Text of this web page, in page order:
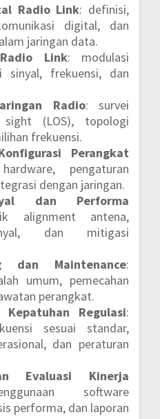
Radio Link: definisi,
digital, dan
jaringan data.
Link: modulasi
sinyal, frekuensi, dan
Radio: survei
(LOS), topologi
frekuensi.
Perangkat
pengaturan
dengan jaringan.
dan Performa
alignment antena,
dan mitigasi
dan Maintenance:
umum, pemecahan
perangkat.
Kepatuhan Regulasi:
sesuai standar,
dan peraturan
Evaluasi Kinerja
software
performa, dan laporan